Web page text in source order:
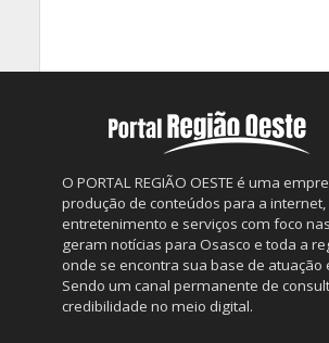
O PORTAL REGIÃO OESTE é uma
produção de conteúdos para a internet,
entretenimento e serviços com foco
geram notícias para Osasco e toda a
onde se encontra sua base de atuação
Sendo um canal permanente de
credibilidade no meio digital.